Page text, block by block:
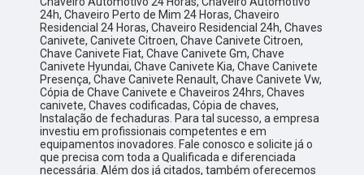
24h, Chaveiro Perto de Mim 24 Horas, Chaveiro
Residencial 24 Horas, Chaveiro Residencial 24h, Chaves
Canivete, Canivete Citroen, Chave Canivete Citroen,
Chave Canivete Fiat, Chave Canivete Gm, Chave
Canivete Hyundai, Chave Canivete Kia, Chave Canivete
Presença, Chave Canivete Renault, Chave Canivete Vw,
Cópia de Chave Canivete e Chaveiros 24hrs, Chaves
canivete, Chaves codificadas, Cópia de chaves,
Instalação de fechaduras. Para tal sucesso, a empresa
investiu em profissionais competentes e em
equipamentos inovadores. Fale conosco e solicite já o
que precisa com toda a Qualificada e diferenciada
necessária. Além dos já citados, também oferecemos